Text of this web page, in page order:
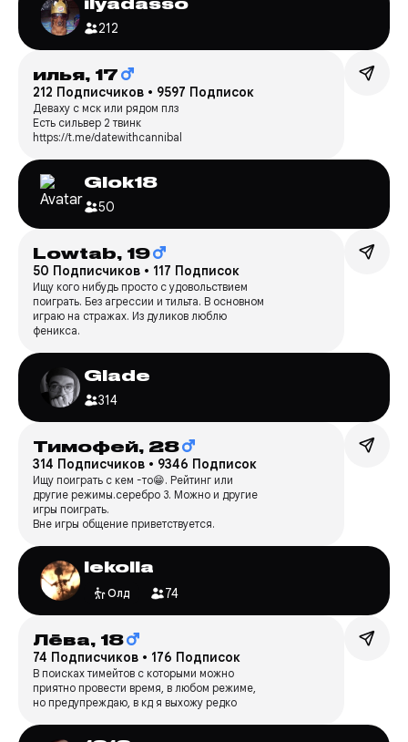
212
илья, 17
212 Подписчиков • 9597 Подписок
Деваху с мск или рядом плз
Есть сильвер 2 твинк
https://t.me/datewithcannibal
Glok18
50
Lowtab, 19
50 Подписчиков • 117 Подписок
Ищу кого нибудь просто с удовольствием
поиграть. Без агрессии и тильта. В основном
играю на стражах. Из дуликов люблю
феникса.
Glade
314
Тимофей, 28
314 Подписчиков • 9346 Подписок
Ищу поиграть с кем -то😁. Рейтинг или
другие режимы.серебро 3. Можно и другие
игры поиграть.
Вне игры общение приветствуется.
lekolla
Олд 74
Лëва, 18
74 Подписчиков • 176 Подписок
В поисках тимейтов с которыми можно
приятно провести время, в любом режиме,
но предупреждаю, в кд я выхожу редко